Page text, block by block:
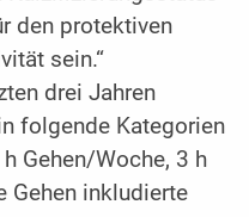
den protektiven
sein.“
drei Jahren
folgende Kategorien
Gehen/Woche, 3 h
Gehen inkludierte